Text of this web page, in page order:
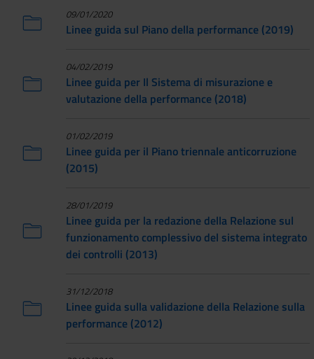
09/01/2020
Linee guida sul Piano della performance (2019)
04/02/2019
Linee guida per Il Sistema di misurazione e
valutazione della performance (2018)
01/02/2019
Linee guida per il Piano triennale anticorruzione
(2015)
28/01/2019
Linee guida per la redazione della Relazione sul
funzionamento complessivo del sistema integrato
dei controlli (2013)
31/12/2018
Linee guida sulla validazione della Relazione sulla
performance (2012)